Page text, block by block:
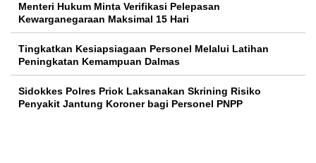
Menteri Hukum Minta Verifikasi Pelepasan
Kewarganegaraan Maksimal 15 Hari
Tingkatkan Kesiapsiagaan Personel Melalui Latihan
Peningkatan Kemampuan Dalmas
Sidokkes Polres Priok Laksanakan Skrining Risiko
Penyakit Jantung Koroner bagi Personel PNPP